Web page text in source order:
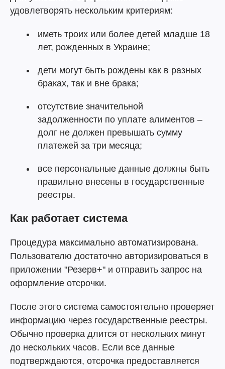
удовлетворять нескольким критериям:
иметь троих или более детей младше 18
лет, рожденных в Украине;
дети могут быть рождены как в разных
браках, так и вне брака;
отсутствие значительной
задолженности по уплате алиментов –
долг не должен превышать сумму
платежей за три месяца;
все персональные данные должны быть
правильно внесены в государственные
реестры.
Как работает система
Процедура максимально автоматизирована.
Пользователю достаточно авторизироваться в
приложении "Резерв+" и отправить запрос на
оформление отсрочки.
После этого система самостоятельно проверяет
информацию через государственные реестры.
Обычно проверка длится от нескольких минут
до нескольких часов. Если все данные
подтверждаются, отсрочка предоставляется